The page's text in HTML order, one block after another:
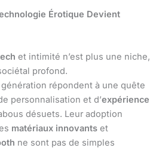
Érotique Devient
et intimité n’est plus une niche,
profond.
répondent à une quête
personnalisation et d’expérience
désuets. Leur adoption
matériaux innovants et
ne sont pas de simples